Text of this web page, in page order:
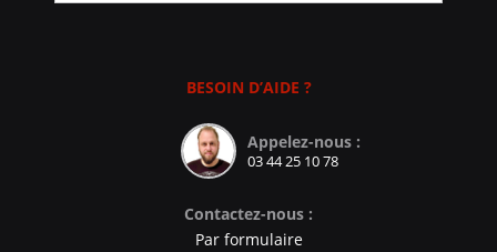
BESOIN D’AIDE ?
Appelez-nous :
03 44 25 10 78
Contactez-nous :
Par formulaire